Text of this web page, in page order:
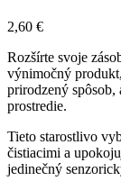
2,60 €
Rozšírte svoje
výnimočný
prirodzený
prostredie.
Tieto starostlivo
čistiacimi a
jedinečný
webovej
Marketing
svojich
záujmov a
správania